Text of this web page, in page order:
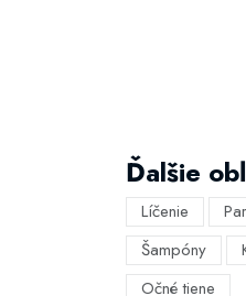
Ďalšie
Líčenie
Šampóny
Očné tiene